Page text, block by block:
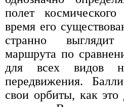
полет
время его
странно
маршрута по
для всех видов
передвижения.
свои орбиты, как